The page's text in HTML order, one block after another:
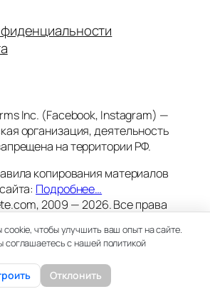
Inc. (Facebook, Instagram) —
организация, деятельность
на территории РФ.
копирования материалов
сайта: Подробнее…
2009 — 2026. Все права
на хостингеTimeweb
18+
чтобы улучшить ваш опыт на сайте.
с нашей политикой
Отклонить